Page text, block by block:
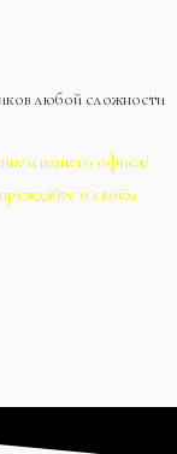
любой сложности
нашего офиса/
о своём